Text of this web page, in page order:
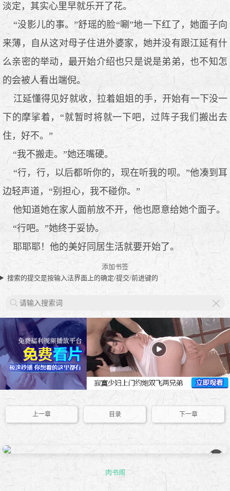
淡定，其实心里早就乐开了花。
“没影儿的事。”舒瑶的脸“唰”地一下红了，她面子向
来薄，自从这对母子住进外婆家，她并没有跟江延有什
么亲密的举动，最开始介绍也只是说是弟弟，也不知怎
的会被人看出端倪。
江延懂得见好就收，拉着姐姐的手，开始有一下没一
下的摩挲着，“就暂时将就一下吧，过阵子我们搬出去
住，好不。”
“我不搬走。”她还嘴硬。
“行，行，以后都听你的，现在听我的呗。”他凑到耳
边轻声道，“别担心，我不碰你。”
他知道她在家人面前放不开，他也愿意给她个面子。
“行吧。”她终于妥协。
耶耶耶！他的美好同居生活就要开始了。
添加书签
搜索的提交是按输入法界面上的确定/提交/前进键的
上一章 目录 下一章
��
肉书阁